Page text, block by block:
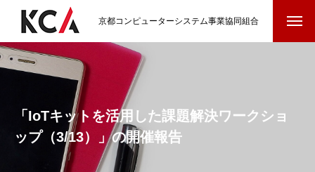
京都コンピューターシステム事業協同組合
「IoTキットを活用した課題解決ワークショ
ップ（3/13）」の開催報告